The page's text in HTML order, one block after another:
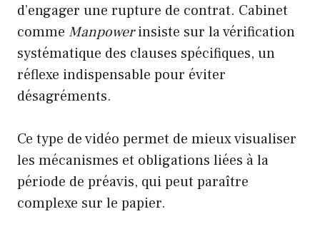
d’engager une rupture de contrat. Cabinet
comme Manpowerinsiste sur la vérification
systématique des clauses spécifiques, un
réflexe indispensable pour éviter
désagréments.
Ce type de vidéo permet de mieux visualiser
les mécanismes et obligations liées à la
période de préavis, qui peut paraître
complexe sur le papier.